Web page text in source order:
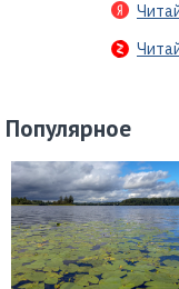
Популярное